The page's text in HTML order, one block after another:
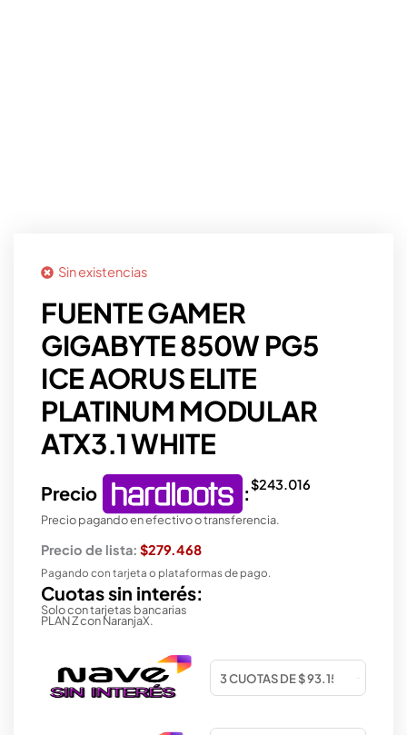
Sin existencias
FUENTE GAMER
GIGABYTE 850W PG5
ICE AORUS ELITE
PLATINUM MODULAR
ATX3.1 WHITE
Precio :$243.016
Precio pagando en efectivo o transferencia.
Precio de lista: $279.468
Pagando con tarjeta o plataformas de pago.
Cuotas sin interés:
Solo con tarjetas bancarias
PLAN Z con NaranjaX.